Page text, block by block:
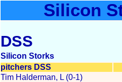
Silicon
DSS
Silicon Storks
pitchers DSS
Tim Halderman, L (0-1)